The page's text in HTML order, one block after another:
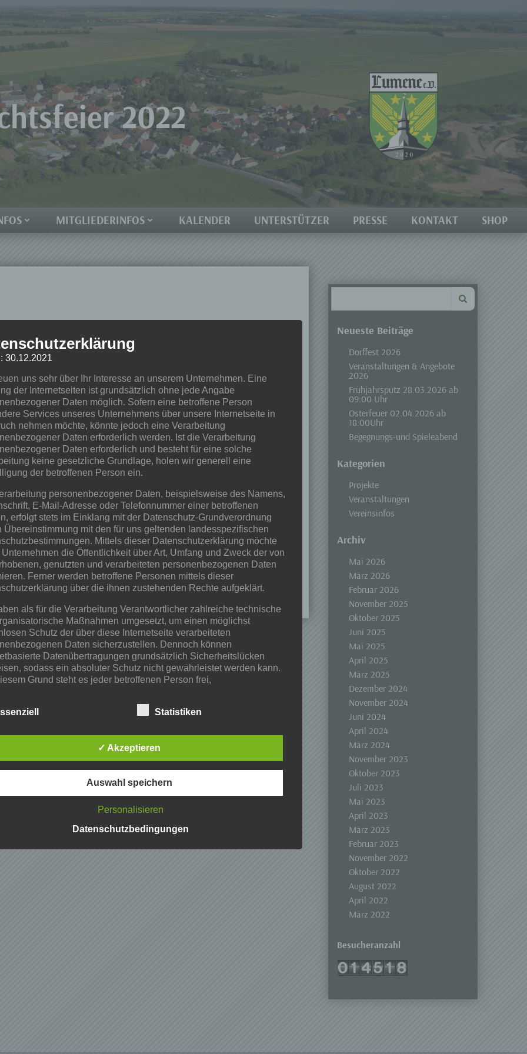
2022
MITGLIEDERINFOS KALENDER UNTERSTÜTZER PRESSE KONTAKT SHOP
for:
Neueste Beiträge
Dorffest 2026
Veranstaltungen & Angebote
2026
Frühjahrsputz 28.03.2026 ab
09:00 Uhr
Osterfeuer 02.04.2026 ab
18:00Uhr
Begegnungs-und Spieleabend
Kategorien
Projekte
Veranstaltungen
Vereinsinfos
Archiv
Mai 2026
März 2026
Februar 2026
November 2025
Oktober 2025
Juni 2025
Mai 2025
April 2025
März 2025
Dezember 2024
November 2024
Juni 2024
April 2024
März 2024
November 2023
Oktober 2023
Juli 2023
Mai 2023
April 2023
März 2023
Februar 2023
November 2022
Oktober 2022
August 2022
April 2022
März 2022
Besucheranzahl
30.12.2021
uns sehr über Ihr Interesse an unserem Unternehmen. Eine
der Internetseiten ist grundsätzlich ohne jede Angabe
Daten möglich. Sofern eine betroffene Person
Services unseres Unternehmens über unsere Internetseite in
nehmen möchte, könnte jedoch eine Verarbeitung
Daten erforderlich werden. Ist die Verarbeitung
Daten erforderlich und besteht für eine solche
keine gesetzliche Grundlage, holen wir generell eine
der betroffenen Person ein.
personenbezogener Daten, beispielsweise des Namens,
E-Mail-Adresse oder Telefonnummer einer betroffenen
erfolgt stets im Einklang mit der Datenschutz-Grundverordnung
Übereinstimmung mit den für uns geltenden landesspezifischen
Mittels dieser Datenschutzerklärung möchte
Unternehmen die Öffentlichkeit über Art, Umfang und Zweck der von
genutzten und verarbeiteten personenbezogenen Daten
Ferner werden betroffene Personen mittels dieser
über die ihnen zustehenden Rechte aufgeklärt.
als für die Verarbeitung Verantwortlicher zahlreiche technische
Maßnahmen umgesetzt, um einen möglichst
Schutz der über diese Internetseite verarbeiteten
Daten sicherzustellen. Dennoch können
Datenübertragungen grundsätzlich Sicherheitslücken
sodass ein absoluter Schutz nicht gewährleistet werden kann.
Grund steht es jeder betroffenen Person frei,
an uns zu übermitteln.
beruht auf den Begrifflichkeiten, die durch den
Richtlinien- und Verordnungsgeber beim Erlass der
Grundverordnung (DS-GVO) verwendet wurden. Unsere
soll sowohl für die Öffentlichkeit als auch für unsere
gewährleisten, möchten wir vorab die verwendeten
in dieser Datenschutzerklärung unter anderem die
Statistiken
✓ Akzeptieren
Auswahl speichern
Personalisieren
Datenschutzbedingungen